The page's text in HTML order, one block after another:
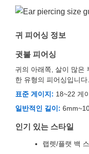
귀 피어싱 정보
귓불 피어싱
귀의 아래쪽, 살이 많은
한 유형의 피어싱입니다.
표준 게이지: 18~22 게
일반적인 길이:
인기 있는 스타일
랩렛/플랫 백